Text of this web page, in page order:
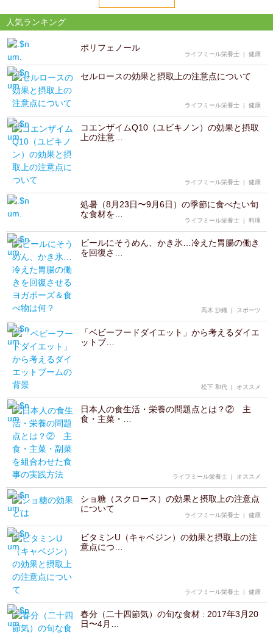
人気ランキング
ポリフェノール
ライフミール栄養士 | 健康
セルロースの効果と摂取上の注意点について
ライフミール栄養士 | 健康
コエンザイムQ10（ユビキノン）の効果と摂取
上の注意…
ライフミール栄養士 | 健康
処暑（8月23日〜9月6日）の季節に食べたい旬
な食材を…
ライフミール栄養士 | 料理
ビールにそうめん、かき氷…冷えた胃腸の働き
を回復さ…
高木 沙織 | スポーツ
「ベビーフードダイエット」から考えるダイエ
ットブ…
松下 和代 | オススメ
日本人の食生活・栄養の問題点とは？② 主
食・主菜・…
ライフミール栄養士 | オススメ
ショ糖（スクロース）の効果と摂取上の注意点
について
ライフミール栄養士 | 健康
ビタミンU（キャベジン）の効果と摂取上の注
意点につ…
ライフミール栄養士 | 健康
春分（二十四節気）の旬な食材 : 2017年3月20
日〜4月…